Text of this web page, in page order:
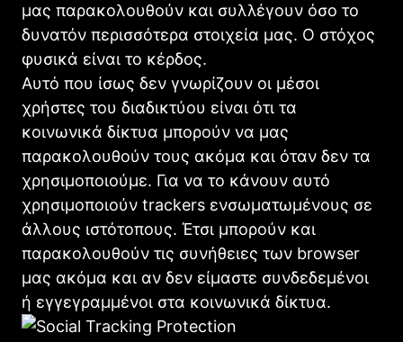
μας παρακολουθούν και συλλέγουν όσο το
δυνατόν περισσότερα στοιχεία μας. Ο στόχος
φυσικά είναι το κέρδος.
Αυτό που ίσως δεν γνωρίζουν οι μέσοι
χρήστες του διαδικτύου είναι ότι τα
κοινωνικά δίκτυα μπορούν να μας
παρακολουθούν τους ακόμα και όταν δεν τα
χρησιμοποιούμε. Για να το κάνουν αυτό
χρησιμοποιούν trackers ενσωματωμένους σε
άλλους ιστότοπους. Έτσι μπορούν και
παρακολουθούν τις συνήθειες των browser
μας ακόμα και αν δεν είμαστε συνδεδεμένοι
ή εγγεγραμμένοι στα κοινωνικά δίκτυα.